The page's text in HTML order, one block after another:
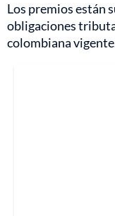
Los premios están
obligaciones
colombiana